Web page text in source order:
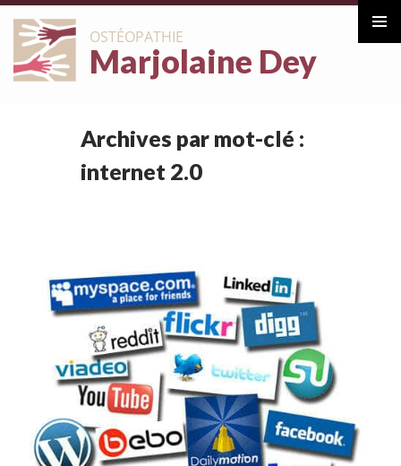
OSTÉOPATHIE
Marjolaine Dey
ALLER
AU
CONTENU
Archives par mot-clé :
internet 2.0